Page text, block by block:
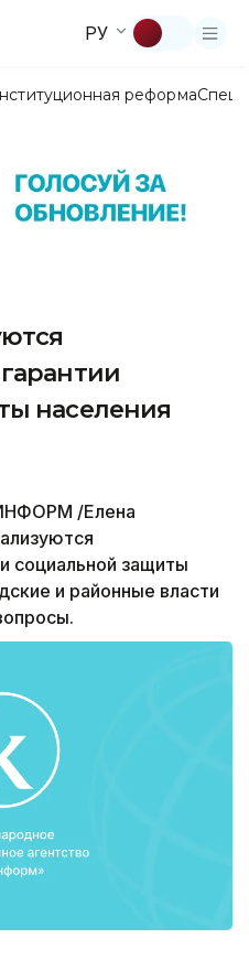
РУ
реформа
населения
/Елена
социальной защиты
и районные власти